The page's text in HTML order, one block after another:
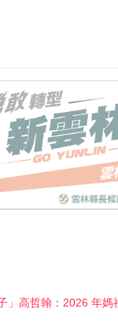
」高哲翰：2026 年媽